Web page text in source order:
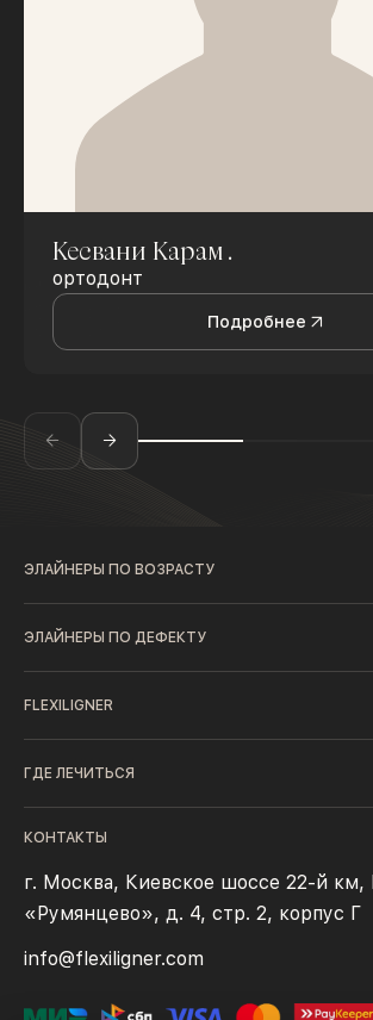
Кесвани Карам .
ортодонт
Подробнее
ЭЛАЙНЕРЫ ПО ВОЗРАСТУ
ЭЛАЙНЕРЫ ПО ДЕФЕКТУ
FLEXILIGNER
ГДЕ ЛЕЧИТЬСЯ
КОНТАКТЫ
г. Москва, Киевское шоссе 22-й км,
«Румянцево», д. 4, стр. 2, корпус Г
info@flexiligner.com